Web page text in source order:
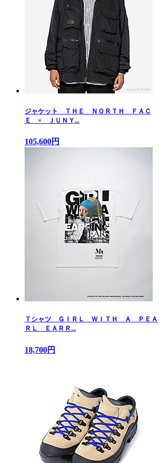
ジャケット ＴＨＥ ＮＯＲＴＨ ＦＡＣ
Ｅ × ＪＵＮＹ...
105,600円
Ｔシャツ ＧＩＲＬ ＷＩＴＨ Ａ ＰＥＡ
ＲＬ ＥＡＲＲ...
18,700円